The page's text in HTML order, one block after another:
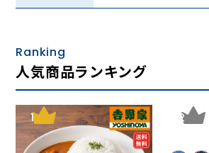
ラーをカード段で表現しました。
ゆとりのあるマチ
Ranking
人気商品ランキング
1 2